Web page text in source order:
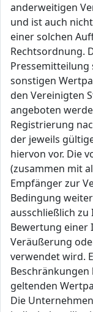
anderweitigen
und ist auch
einer solchen
Rechtsordnung.
sonstigen
den Vereinigten
angeboten
Registrierung
der jeweils
hiervon vor. Die
(zusammen mit
Empfänger zur
Bedingung
ausschließlich
Bewertung einer
Veräußerung
verwendet wird.
geltenden
Die